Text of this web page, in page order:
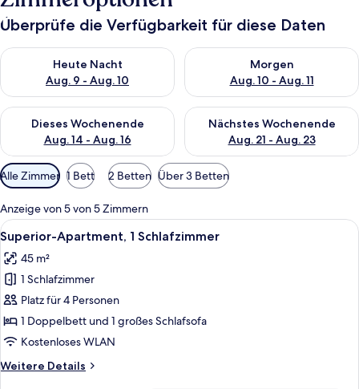
Überprüfe die Verfügbarkeit für diese Daten
Heute Nacht
Aug. 9 - Aug. 10
Überprüfe die Verfügbarkeit für heute Nacht, Aug. 9 - Aug.
Morgen
Aug. 10 - Aug. 11
Überprüfe die Verfügbarkeit
Dieses Wochenende
Aug. 14 - Aug. 16
Überprüfe die Verfügbarkeit für dieses Wochenende, Aug. 14
Nächstes Wochenende
Aug. 21 - Aug. 23
Überprüfe die Verfügbarkeit
Verfügbare
Filter
für
Zimmer
Alle Zimmer 1 Bett 2 Betten Über 3 Betten
Anzeige von 5 von 5 Zimmern
Alle
Fotos
für
Superior-
Apartment,
1
Schlafzimmer
Ein überdachter Essbereich im
8
Superior-Apartment, 1 Schlafzimmer
45 m²
1 Schlafzimmer
Platz für 4 Personen
1 Doppelbett und 1 großes Schlafsofa
Kostenloses WLAN
Weitere Details
Weitere